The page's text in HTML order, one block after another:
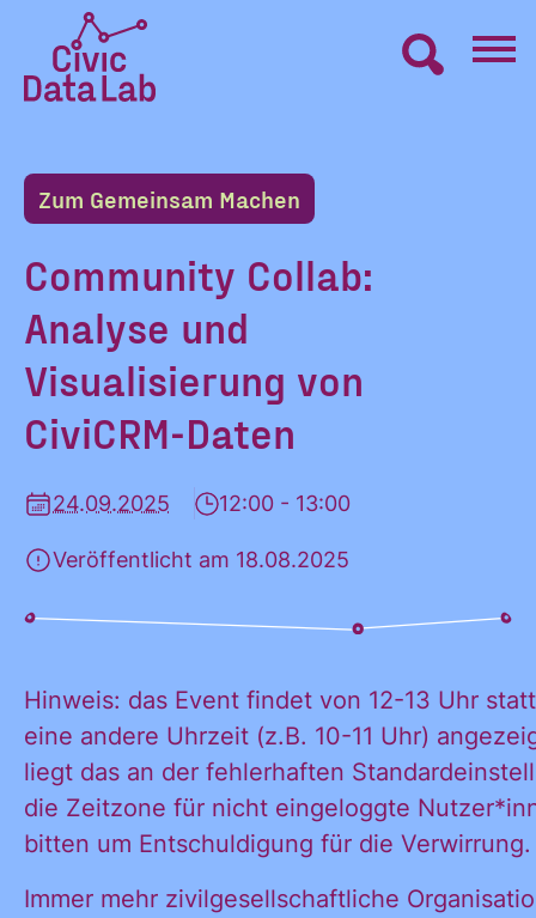
Inhalt
springen
Lab
Startseite
LERNEN
MACHEN
BLOG
ÜBER UNS
Zum Gemeinsam Machen
Community Collab:
Analyse und
Visualisierung von
CiviCRM-Daten
24.09.2025 12:00 - 13:00
Veröffentlicht am 18.08.2025
Hinweis: das Event findet von 12-13 Uhr
eine andere Uhrzeit (z.B. 10-11 Uhr)
liegt das an der fehlerhaften
die Zeitzone für nicht eingeloggte
bitten um Entschuldigung für die Verwirrung.
Immer mehr zivilgesellschaftliche